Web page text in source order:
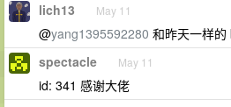
lich13 May 11
@yang1395592280 和昨天一样
spectacle May 11
id: 341 感谢大佬